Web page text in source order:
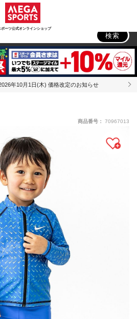
ポーツ公式オンラインショップ
ア
検索
年10月1日(木) 価格改定のお知らせ
商品番号： 70967013